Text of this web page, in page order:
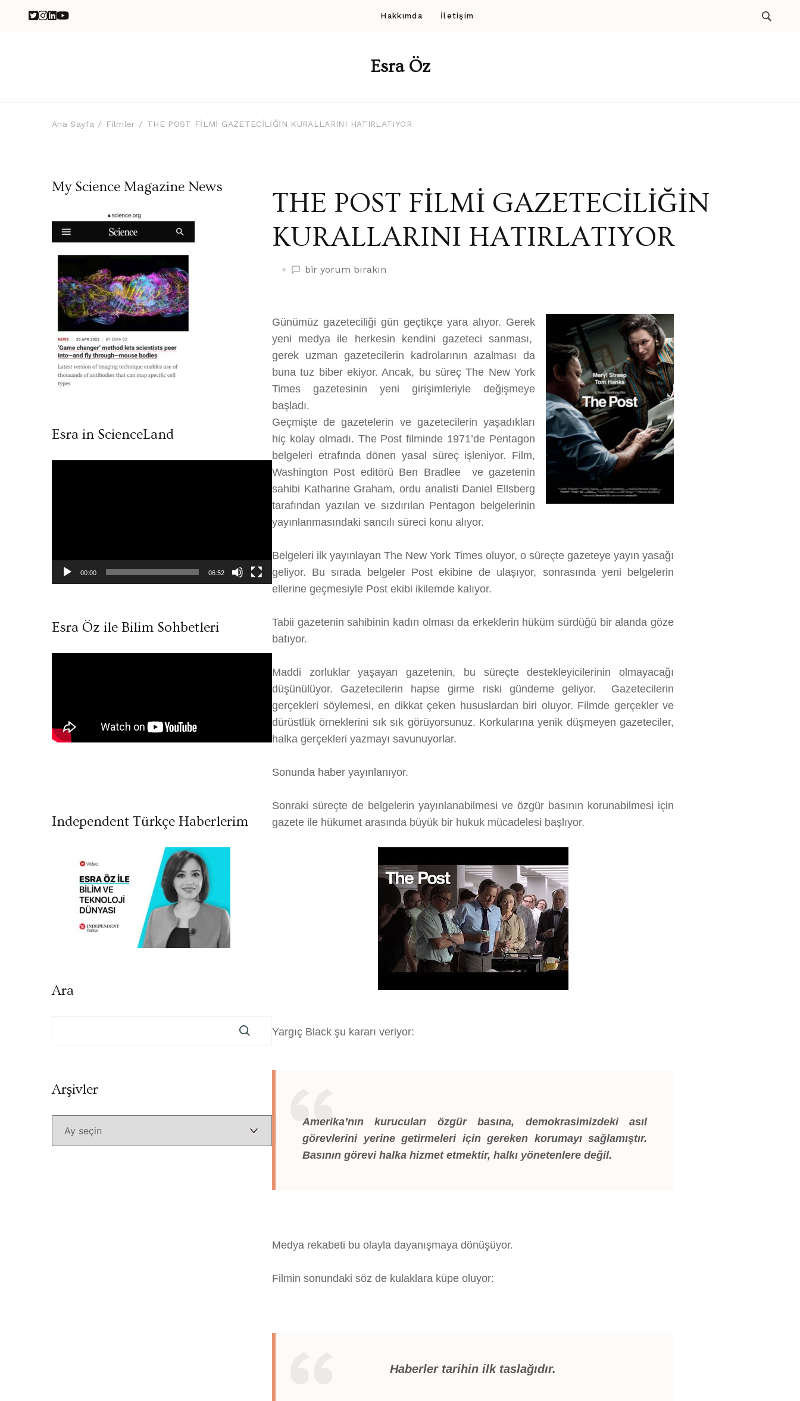
Hakkımda İletişim
Esra Öz
Ana Sayfa Filmler THE POST FİLMİ GAZETECİLİĞİN KURALLARINI HATIRLATIYOR
THE POST FİLMİ GAZETECİLİĞİN
KURALLARINI HATIRLATIYOR
THE
KURALLARINI
HATIRLATIYOR
üzerine
bir yorum bırakın
Günümüz gazeteciliği gün geçtikçe yara alıyor. Gerek
yeni medya ile herkesin kendini gazeteci sanması,
gerek uzman gazetecilerin kadrolarının azalması da
buna tuz biber ekiyor. Ancak, bu süreç The New York
Times gazetesinin yeni girişimleriyle değişmeye
başladı.
Geçmişte de gazetelerin ve gazetecilerin yaşadıkları
hiç kolay olmadı. The Post filminde 1971’de Pentagon
belgeleri etrafında dönen yasal süreç işleniyor. Film,
Washington Post editörü Ben Bradlee ve gazetenin
sahibi Katharine Graham, ordu analisti Daniel Ellsberg
tarafından yazılan ve sızdırılan Pentagon belgelerinin
yayınlanmasındaki sancılı süreci konu alıyor.
Belgeleri ilk yayınlayan The New York Times oluyor, o süreçte gazeteye yayın yasağı
geliyor. Bu sırada belgeler Post ekibine de ulaşıyor, sonrasında yeni belgelerin
ellerine geçmesiyle Post ekibi ikilemde kalıyor.
Tabii gazetenin sahibinin kadın olması da erkeklerin hüküm sürdüğü bir alanda göze
batıyor.
Maddi zorluklar yaşayan gazetenin, bu süreçte destekleyicilerinin olmayacağı
düşünülüyor. Gazetecilerin hapse girme riski gündeme geliyor. Gazetecilerin
gerçekleri söylemesi, en dikkat çeken hususlardan biri oluyor. Filmde gerçekler ve
dürüstlük örneklerini sık sık görüyorsunuz. Korkularına yenik düşmeyen gazeteciler,
halka gerçekleri yazmayı savunuyorlar.
Sonunda haber yayınlanıyor.
Sonraki süreçte de belgelerin yayınlanabilmesi ve özgür basının korunabilmesi için
gazete ile hükumet arasında büyük bir hukuk mücadelesi başlıyor.
Yargıç Black şu kararı veriyor:
Amerika’nın kurucuları özgür basına, demokrasimizdeki asıl
görevlerini yerine getirmeleri için gereken korumayı sağlamıştır.
Basının görevi halka hizmet etmektir, halkı yönetenlere değil.
Medya rekabeti bu olayla dayanışmaya dönüşüyor.
Filmin sonundaki söz de kulaklara küpe oluyor:
Haberler tarihin ilk taslağıdır.
My Science Magazine News
Esra in ScienceLand
00:00 06:52
Esra Öz ile Bilim Sohbetleri
Independent Türkçe Haberlerim
Ara
ArşivlerArşivler